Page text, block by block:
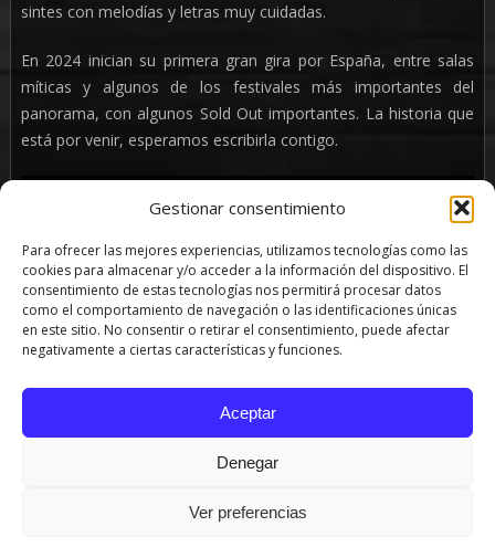
Gestionar consentimiento
Para ofrecer las mejores experiencias, utilizamos tecnologías como las
cookies para almacenar y/o acceder a la información del dispositivo. El
consentimiento de estas tecnologías nos permitirá procesar datos
como el comportamiento de navegación o las identificaciones únicas
en este sitio. No consentir o retirar el consentimiento, puede afectar
negativamente a ciertas características y funciones.
Aceptar
Denegar
Ver preferencias
sintes con melodías y letras muy cuidadas.
En 2024 inician su primera gran gira por España, entre salas
míticas y algunos de los festivales más importantes del
panorama, con algunos Sold Out importantes. La historia que
está por venir, esperamos escribirla contigo.
PIN